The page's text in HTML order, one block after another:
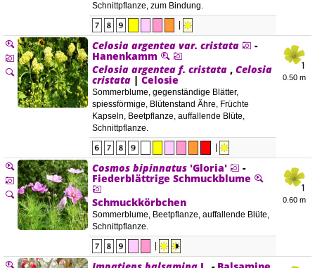
Schnittpflanze, zum Bindung.
Celosia argentea var. cristata -
Hanenkamm
Celosia argentea f. cristata , Celosia
cristata | Celosie
Sommerblume, gegenständige Blätter,
spiessförmige, Blütenstand Ähre, Früchte
Kapseln, Beetpflanze, auffallende Blüte,
Schnittpflanze.
0.50 m
Cosmos bipinnatus 'Gloria' -
Fiederblättrige Schmuckblume
Schmuckkörbchen
Sommerblume, Beetpflanze, auffallende Blüte,
Schnittpflanze.
0.60 m